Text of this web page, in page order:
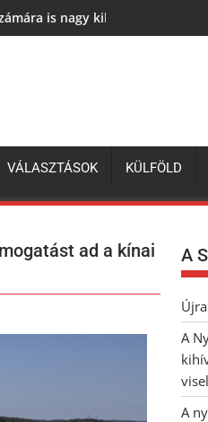
is nagy kihívás az
VÁLASZTÁSOK KÜLFÖLD
ad a kínai
A
A
A